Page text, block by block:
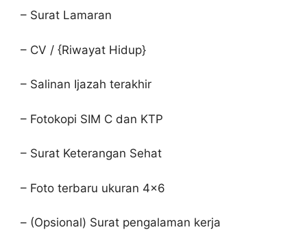
– Surat Lamaran
– CV / {Riwayat Hidup}
– Salinan Ijazah terakhir
– Fotokopi SIM C dan KTP
– Surat Keterangan Sehat
– Foto terbaru ukuran 4×6
– (Opsional) Surat pengalaman kerja